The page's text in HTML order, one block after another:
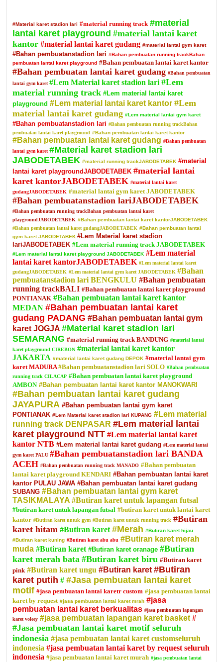
#Material karet stadion lari #material running track #material
lantai karet playground #material lantai karet
kantor #material lantai karet gudang #material lantai gym karet
#Bahan pembuatanstadion lari #Bahan pembuatan running trackBahan
pembuatan lantai karet playground #Bahan pembuatan lantai karet kantor
#Bahan pembuatan lantai karet gudang #Bahan pembuatan
lantai gym karet#Lem Material karet stadion lari #Lem
material running track #Lem material lantai karet
playground #Lem material lantai karet kantor #Lem
material lantai karet gudang #Lem material lantai gym karet
#Bahan pembuatanstadion lari #Bahan pembuatan running trackBahan
pembuatan lantai karet playground #Bahan pembuatan lantai karet kantor
#Bahan pembuatan lantai karet gudang #Bahan pembuatan
lantai gym karet#Material karet stadion lari
JABODETABEK #material running trackJABODETABEK #material
lantai karet playgroundJABODETABEK #material lantai
karet kantorJABODETABEK #material lantai karet
gudangJABODETABEK #material lantai gym karet JABODETABEK
#Bahan pembuatanstadion lariJABODETABEK
#Bahan pembuatan running trackBahan pembuatan lantai karet
playgroundJABODETABEK #Bahan pembuatan lantai karet kantorJABODETABEK
#Bahan pembuatan lantai karet gudangJABODETABEK #Bahan pembuatan lantai
gym karet JABODETABEK #Lem Material karet stadion
lariJABODETABEK #Lem material running track JABODETABEK
#Lem material lantai karet playground JABODETABEK #Lem material
lantai karet kantorJABODETABEK #Lem material lantai karet
gudangJABODETABEK #Lem material lantai gym karet JABODETABEK #Bahan
pembuatanstadion lari BENGKULU #Bahan pembuatan
running trackBALI #Bahan pembuatan lantai karet playground
PONTIANAK #Bahan pembuatan lantai karet kantor
MEDAN #Bahan pembuatan lantai karet
gudang PADANG #Bahan pembuatan lantai gym
karet JOGJA #Material karet stadion lari
SEMARANG #material running track BANDUNG #material lantai
karet playground CIREBON #material lantai karet kantor
JAKARTA #material lantai karet gudang DEPOK #material lantai gym
karet MADURA#Bahan pembuatanstadion lari SOLO #Bahan pembuatan
running track CILACAP #Bahan pembuatan lantai karet playground
AMBON #Bahan pembuatan lantai karet kantor MANOKWARI
#Bahan pembuatan lantai karet gudang
JAYAPURA #Bahan pembuatan lantai gym karet
PONTIANAK #Lem Material karet stadion lari KUPANG #Lem material
running track DENPASAR #Lem material lantai
karet playground NTT #Lem material lantai karet
kantor NTB #Lem material lantai karet gudang #Lem material lantai
gym karet PALU #Bahan pembuatanstadion lari BANDA
ACEH #Bahan pembuatan running track MANADO #Bahan pembuatan
lantai karet playground KENDARI #Bahan pembuatan lantai karet
kantor PULAU JAWA #Bahan pembuatan lantai karet gudang
SUBANG #Bahan pembuatan lantai gym karet
TASIKMALAYA #Butiran karet untuk lapangan futsal
#butiran karet untuk lapangan futsal #butiran karet untuk lantai karet
kantor #Butiran karet untuk gym #Butiran karet untuk running track #Butiran
karet hitam #Butiran karet #Merah #Butiran karet hijau
#Butiran karet kuning #Butiran karet abu abu #Butiran karet merah
muda #Butiran karet #Butiran karet oranage #Butiran
karet merah bata #Butiran karet biru #Butiran karet
pink #Butiran karet ungu #Butiran karet #Butiran
karet putih # #Jasa pembuatan lantai karet
motif #jasa pembuatan lantai karetr custom #jasa pembuatan lantai
karet by request #jasa pembuatan lantai karet mrah #jasa
pembuatan lantai karet berkualitas #jasa pembuatan lapangan
karet voleey #jasa pembuatan lapangan karet basket #
#Jasa pembuatan lantai karet motif seluruh
indonesia #jasa pembuatan lantai karet customseluruh
indonesia #jasa pembuatan lantai karet by request seluruh
indonesia #jasa pembuatan lantai karet murah #jasa pembuatan lantai